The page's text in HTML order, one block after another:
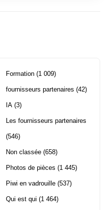
Formation (1 009)
fournisseurs partenaires (42)
IA (3)
Les fournisseurs partenaires
(546)
Non classée (658)
Photos de pièces (1 445)
Piwi en vadrouille (537)
Qui est qui (1 464)